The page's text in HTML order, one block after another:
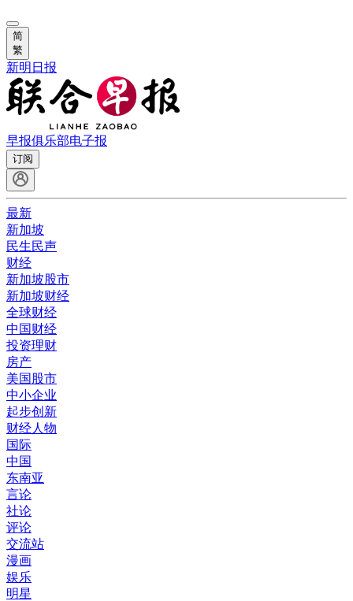
简
繁
新明日报
早报俱乐部电子报
订阅
最新
新加坡
民生民声
财经
新加坡股市
新加坡财经
全球财经
中国财经
投资理财
房产
美国股市
中小企业
起步创新
财经人物
国际
中国
东南亚
言论
社论
评论
交流站
漫画
娱乐
明星